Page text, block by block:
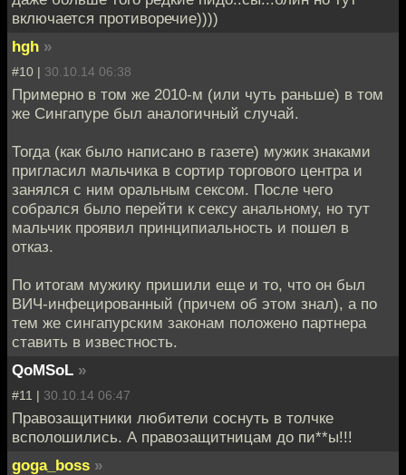
включается противоречие))))
hgh »
#10 | 30.10.14 06:38
Примерно в том же 2010-м (или чуть раньше) в том
же Сингапуре был аналогичный случай.
Тогда (как было написано в газете) мужик знаками
пригласил мальчика в сортир торгового центра и
занялся с ним оральным сексом. После чего
собрался было перейти к сексу анальному, но тут
мальчик проявил принципиальность и пошел в
отказ.
По итогам мужику пришили еще и то, что он был
ВИЧ-инфецированный (причем об этом знал), а по
тем же сингапурским законам положено партнера
ставить в известность.
QoMSoL »
#11 | 30.10.14 06:47
Правозащитники любители соснуть в толчке
всполошились. А правозащитницам до пи**ы!!!
goga_boss »